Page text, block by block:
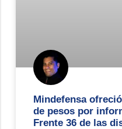
Mindefensa
de pesos por
Frente 36 de las